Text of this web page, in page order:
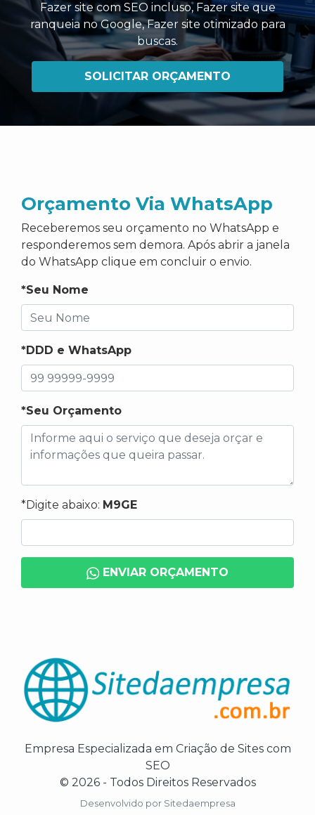
Fazer site com SEO incluso, Fazer site que
ranqueia no Google,Fazer site otimizado para
buscas.
SOLICITAR ORÇAMENTO
Orçamento Via WhatsApp
Receberemos seu orçamento no WhatsApp e
responderemos sem demora. Após abrir a janela
do WhatsApp clique em concluir o envio.
*Seu Nome
*DDD e WhatsApp
*Seu Orçamento
*Digite abaixo: M9GE
ENVIAR ORÇAMENTO
Empresa Especializada em Criação de Sites com
SEO
© 2026 - Todos Direitos Reservados
Desenvolvido por Sitedaempresa